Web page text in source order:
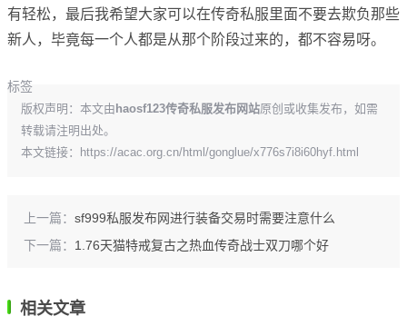
有轻松，最后我希望大家可以在传奇私服里面不要去欺负那些
新人，毕竟每一个人都是从那个阶段过来的，都不容易呀。
标签
版权声明：本文由 haosf123传奇私服发布网站原创或收集发布，如需
转载请注明出处。
本文链接：
https://acac.org.cn/html/gonglue/x776s7i8i60hyf.html
上一篇： sf999私服发布网进行装备交易时需要注意什么
下一篇： 1.76天猫特戒复古之热血传奇战士双刀哪个好
相关文章